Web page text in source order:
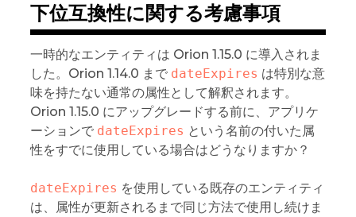
下位互換性に関する考慮事項
一時的なエンティティは Orion 1.15.0 に導入されま
した。Orion 1.14.0 まで dateExpires は特別な意
味を持たない通常の属性として解釈されます。
Orion 1.15.0 にアップグレードする前に、アプリケ
ーションで dateExpires という名前の付いた属
性をすでに使用している場合はどうなりますか？
dateExpires を使用している既存のエンティティ
は、属性が更新されるまで同じ方法で使用し続けま